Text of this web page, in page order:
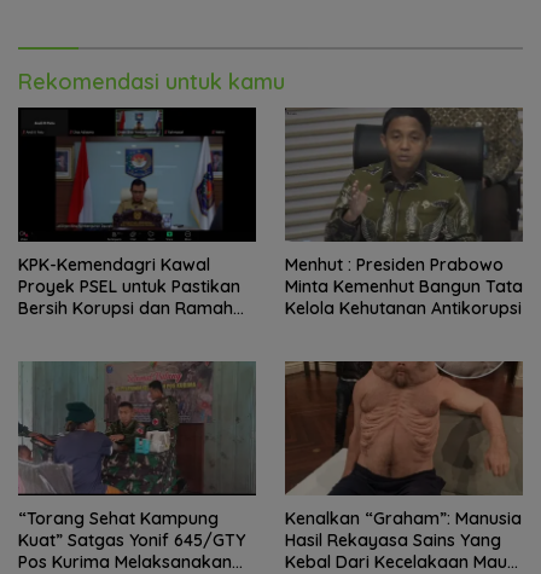
Rekomendasi untuk kamu
KPK-Kemendagri Kawal
Proyek PSEL untuk Pastikan
Bersih Korupsi dan Ramah
Menhut : Presiden Prabowo
Minta Kemenhut Bangun Tata
Kelola Kehutanan Antikorupsi
“Torang Sehat Kampung
Kuat” Satgas Yonif 645/GTY
Pos Kurima Melaksanakan
Kenalkan “Graham”: Manusia
Hasil Rekayasa Sains Yang
Kebal Dari Kecelakaan Maut